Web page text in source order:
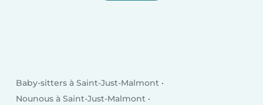
Baby-sitters à Saint-Just-Malmont
Nounous à Saint-Just-Malmont